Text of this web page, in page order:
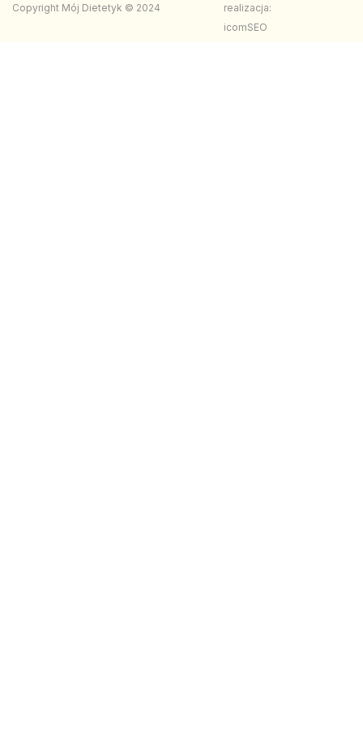
Copyright Mój Dietetyk © 2024
realizacja:
icomSEO